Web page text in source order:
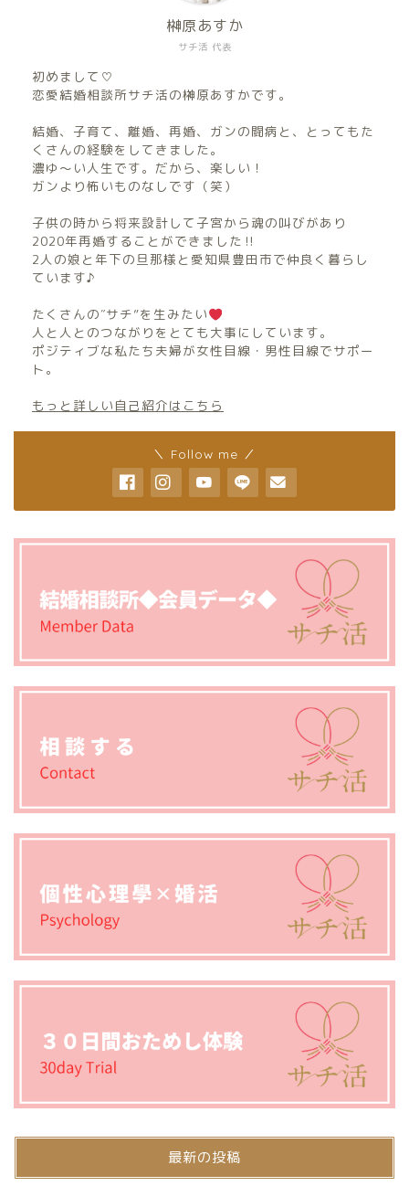
サチ活 代表
榊原あすか
初めまして♡
恋愛結婚相談所サチ活の榊原あすかです。
結婚、子育て、離婚、再婚、ガンの闘病と、とってもた
くさんの経験をしてきました。
濃ゆ〜い人生です。だから、楽しい！
ガンより怖いものなしです（笑）
子供の時から将来設計して子宮から魂の叫びがあり
2020年再婚することができました‼︎
2人の娘と年下の旦那様と愛知県豊田市で仲良く暮らし
ています♪
たくさんの″サチ”を生みたい
人と人とのつながりをとても大事にしています。
ポジティブな私たち夫婦が女性目線・男性目線でサポー
ト。
もっと詳しい自己紹介はこちら
＼ Follow me ／
最新の投稿